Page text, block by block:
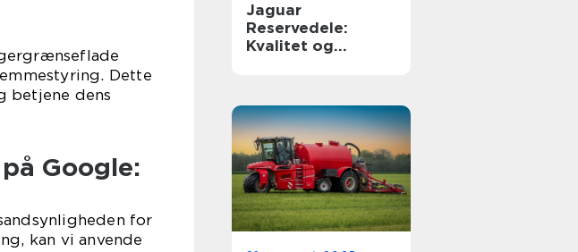
Dette
betjene dens
Google:
for
kan vi anvende
Jaguar
Reservedele:
Kvalitet og